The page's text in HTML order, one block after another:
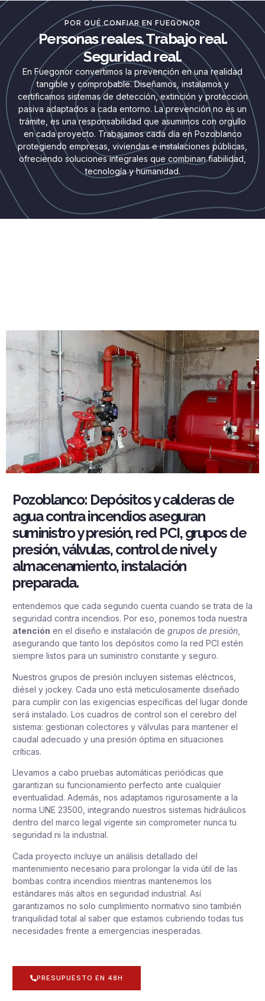
POR QUÉ CONFIAR EN FUEGONOR
Personas reales. Trabajo real.
Seguridad real.
En Fuegonor convertimos la prevención en una realidad
tangible y comprobable. Diseñamos, instalamos y
certificamos sistemas de detección, extinción y protección
pasiva adaptados a cada entorno. La prevención no es un
trámite, es una responsabilidad que asumimos con orgullo
en cada proyecto. Trabajamos cada día en Pozoblanco
protegiendo empresas, viviendas e instalaciones públicas,
ofreciendo soluciones integrales que combinan fiabilidad,
tecnología y humanidad.
Pozoblanco: Depósitos y calderas de
agua contra incendios aseguran
suministro y presión, red PCI, grupos de
presión, válvulas, control de nivel y
almacenamiento, instalación
preparada.
entendemos que cada segundo cuenta cuando se trata de la
seguridad contra incendios. Por eso, ponemos toda nuestra
atención en el diseño e instalación de grupos de presión,
asegurando que tanto los depósitos como la red PCI estén
siempre listos para un suministro constante y seguro.
Nuestros grupos de presión incluyen sistemas eléctricos,
diésel y jockey. Cada uno está meticulosamente diseñado
para cumplir con las exigencias específicas del lugar donde
será instalado. Los cuadros de control son el cerebro del
sistema: gestionan colectores y válvulas para mantener el
caudal adecuado y una presión óptima en situaciones
críticas.
Llevamos a cabo pruebas automáticas periódicas que
garantizan su funcionamiento perfecto ante cualquier
eventualidad. Además, nos adaptamos rigurosamente a la
norma UNE 23500, integrando nuestros sistemas hidráulicos
dentro del marco legal vigente sin comprometer nunca tu
seguridad ni la industrial.
Cada proyecto incluye un análisis detallado del
mantenimiento necesario para prolongar la vida útil de las
bombas contra incendios mientras mantenemos los
estándares más altos en seguridad industrial. Así
garantizamos no solo cumplimiento normativo sino también
tranquilidad total al saber que estamos cubriendo todas tus
necesidades frente a emergencias inesperadas.
PRESUPUESTO EN 48H